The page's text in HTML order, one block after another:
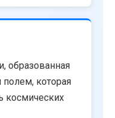
образованная
которая
космических